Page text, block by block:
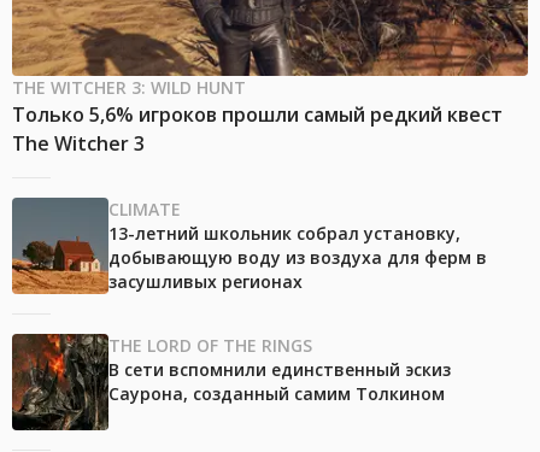
THE WITCHER 3: WILD HUNT
Только 5,6% игроков прошли самый редкий квест
The Witcher 3
CLIMATE
13-летний школьник собрал установку,
добывающую воду из воздуха для ферм в
засушливых регионах
THE LORD OF THE RINGS
В сети вспомнили единственный эскиз
Саурона, созданный самим Толкином